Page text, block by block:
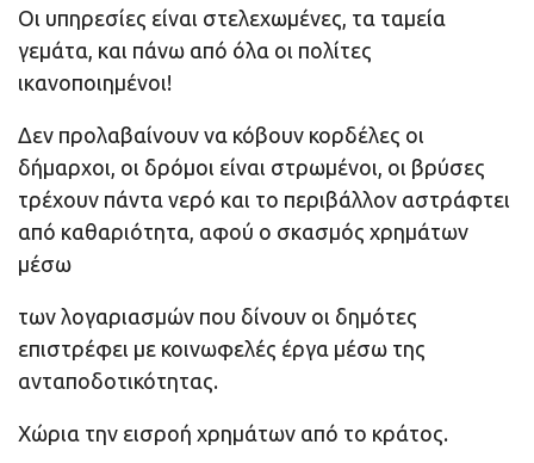
Οι υπηρεσίες είναι στελεχωμένες, τα ταμεία
γεμάτα, και πάνω από όλα οι πολίτες
ικανοποιημένοι!
Δεν προλαβαίνουν να κόβουν κορδέλες οι
δήμαρχοι, οι δρόμοι είναι στρωμένοι, οι βρύσες
τρέχουν πάντα νερό και το περιβάλλον αστράφτει
από καθαριότητα, αφού ο σκασμός χρημάτων
μέσω
των λογαριασμών που δίνουν οι δημότες
επιστρέφει με κοινωφελές έργα μέσω της
ανταποδοτικότητας.
Χώρια την εισροή χρημάτων από το κράτος.